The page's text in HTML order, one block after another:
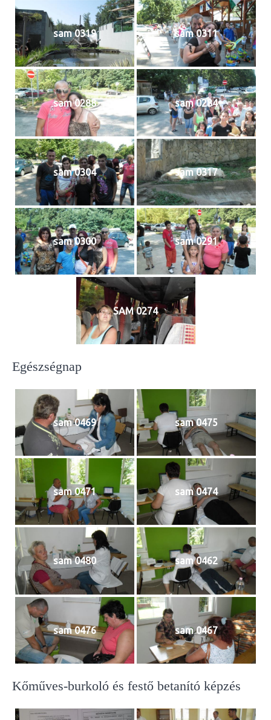
sam 0319 sam 0311
sam 0288 sam 0284
sam 0304 sam 0317
sam 0300 sam 0291
SAM 0274
Egészségnap
sam 0469 sam 0475
sam 0471 sam 0474
sam 0480 sam 0462
sam 0476 sam 0467
Kőműves-burkoló és festő betanító képzés